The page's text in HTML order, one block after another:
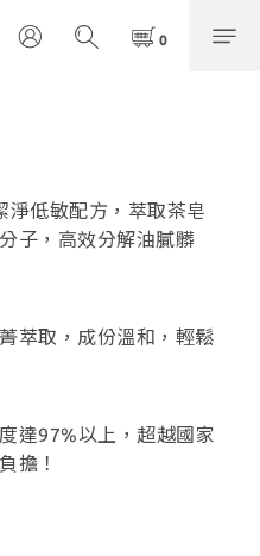
低敏配方，萃取茶皂
子，高效分解油膩髒
萃取，成份溫和，輕鬆
達97%以上，超越國家
擔！